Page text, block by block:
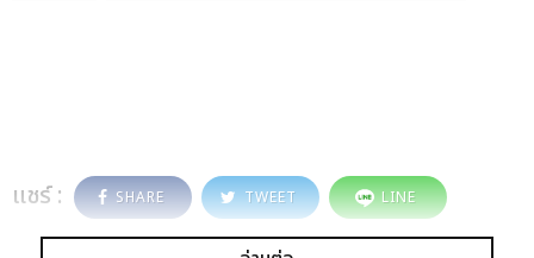
แชร์ : SHARE TWEET LINE